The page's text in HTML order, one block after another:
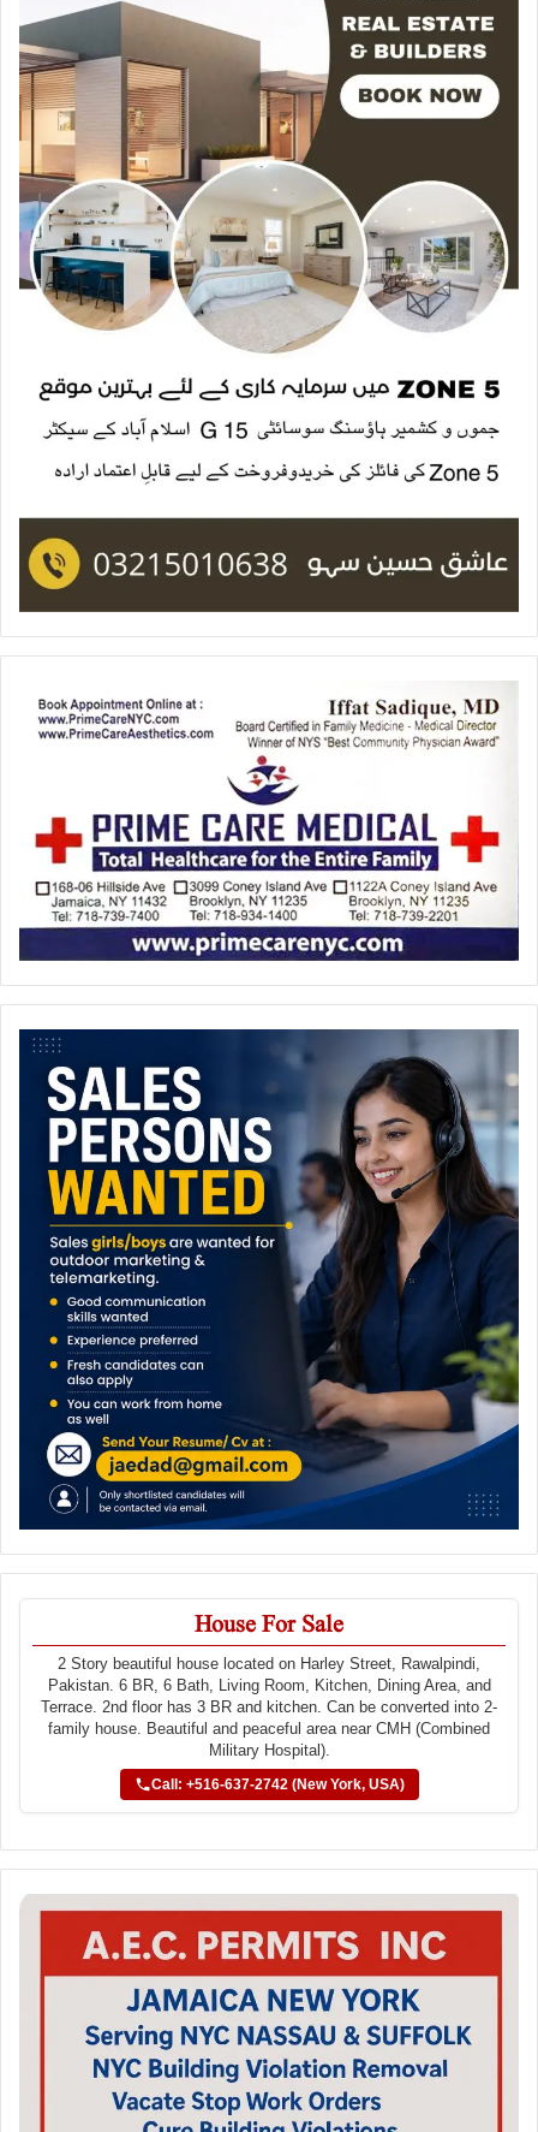
House For Sale
2 Story beautiful house located on Harley Street, Rawalpindi,
Pakistan. 6 BR, 6 Bath, Living Room, Kitchen, Dining Area, and
Terrace. 2nd floor has 3 BR and kitchen. Can be converted into 2-
family house. Beautiful and peaceful area near CMH (Combined
Military Hospital).
Call: +516-637-2742 (New York, USA)